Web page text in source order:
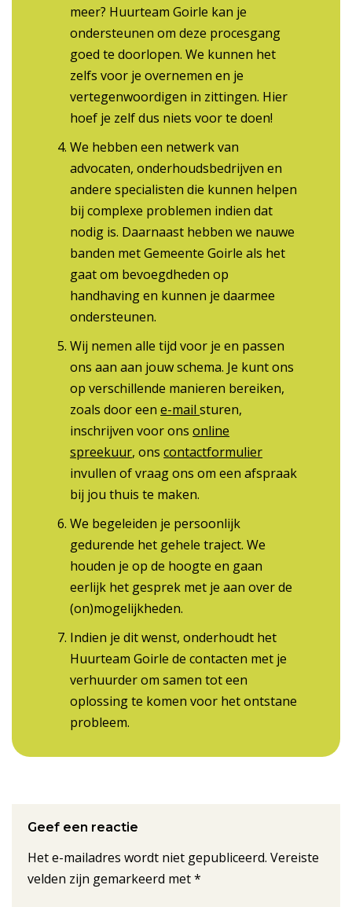
meer? Huurteam Goirle kan je
ondersteunen om deze procesgang
goed te doorlopen. We kunnen het
zelfs voor je overnemen en je
vertegenwoordigen in zittingen. Hier
hoef je zelf dus niets voor te doen!
We hebben een netwerk van
advocaten, onderhoudsbedrijven en
andere specialisten die kunnen helpen
bij complexe problemen indien dat
nodig is. Daarnaast hebben we nauwe
banden met Gemeente Goirle als het
gaat om bevoegdheden op
handhaving en kunnen je daarmee
ondersteunen.
Wij nemen alle tijd voor je en passen
ons aan aan jouw schema. Je kunt ons
op verschillende manieren bereiken,
zoals door eene-mailsturen,
inschrijven voor onsonline
spreekuur, onscontactformulier
invullen of vraag ons om een afspraak
bij jou thuis te maken.
We begeleiden je persoonlijk
gedurende het gehele traject. We
houden je op de hoogte en gaan
eerlijk het gesprek met je aan over de
(on)mogelijkheden.
Indien je dit wenst, onderhoudt het
Huurteam Goirle de contacten met je
verhuurder om samen tot een
oplossing te komen voor het ontstane
probleem.
Geef een reactie
Het e-mailadres wordt niet gepubliceerd. Vereiste
velden zijn gemarkeerd met*